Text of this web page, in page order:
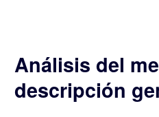
Análisis del
descripción